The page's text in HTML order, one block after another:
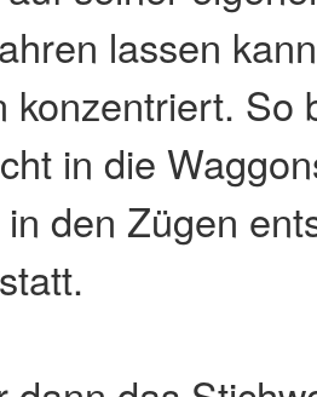
lassen
konzentriert. So
in die
den Zügen